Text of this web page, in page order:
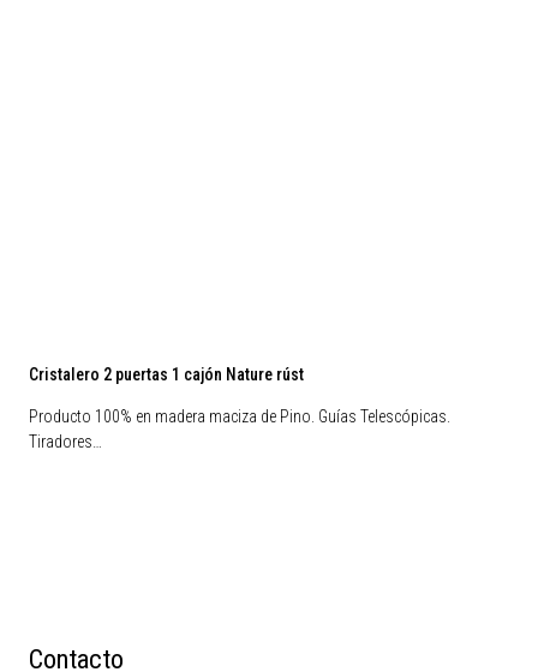
Cristalero 2 puertas 1 cajón Nature rúst
Producto 100% en madera maciza de Pino. Guías Telescópicas.
Tiradores…
Contacto